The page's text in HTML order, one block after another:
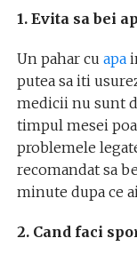
1. Evita sa bei
Un pahar cu apa
putea sa iti
medicii nu sunt
timpul mesei
problemele
recomandat sa
minute dupa ce
2. Cand faci